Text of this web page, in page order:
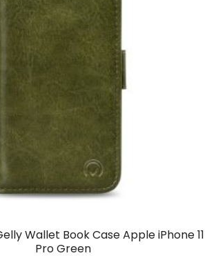
Wallet Book Case Apple iPhone 11
Pro Green